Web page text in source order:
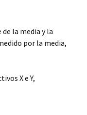
la media y la
por la media,
X e Y,